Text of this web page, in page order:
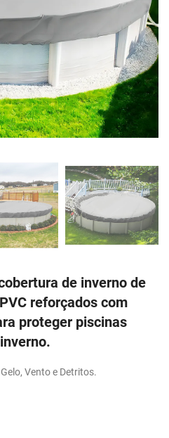
de inverno de
reforçados com
proteger piscinas
Vento e Detritos.